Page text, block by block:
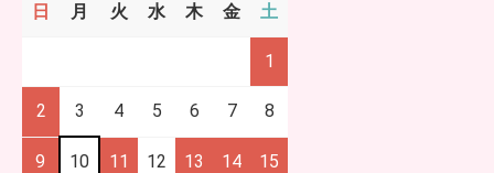
日 月 火 水 木 金 土
1
2 3 4 5 6 7 8
9 10 11 12 13 14 15